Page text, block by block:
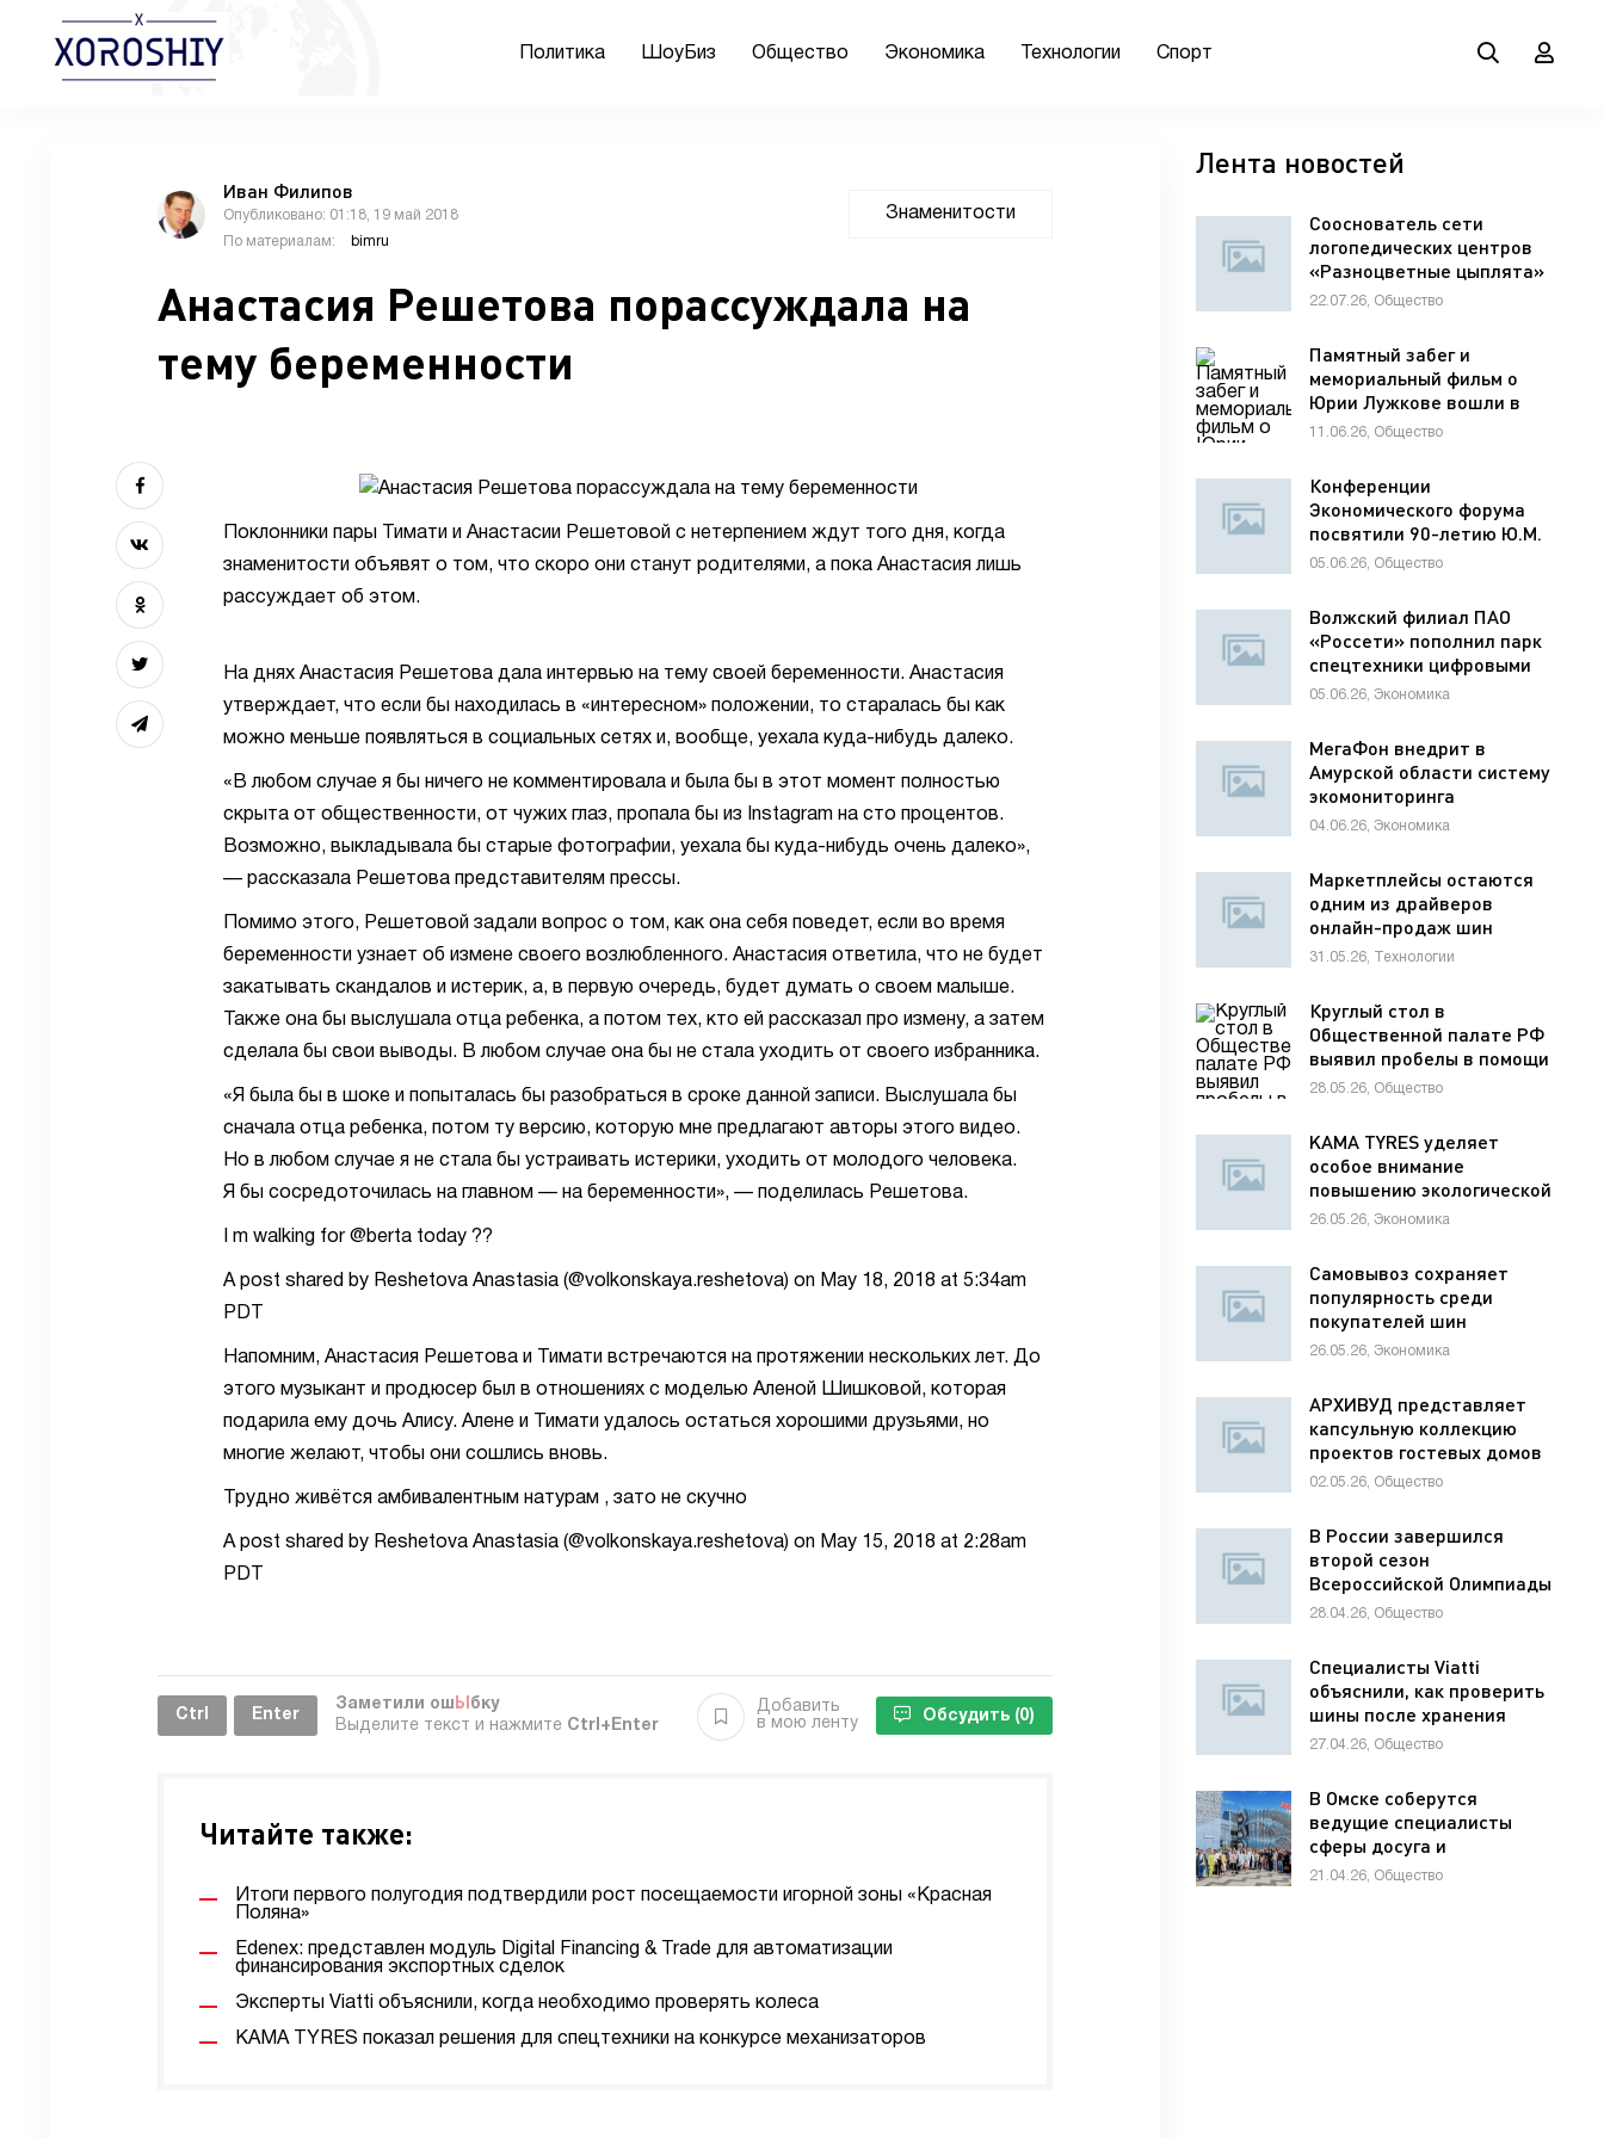
Политика ШоуБиз Общество Экономика Технологии Спорт
Иван Филипов
Опубликовано: 01:18, 19 май 2018
По материалам:
bimru
Знаменитости
Анастасия Решетова порассуждала на
тему беременности
Поклонники пары Тимати и Анастасии Решетовой с нетерпением ждут того дня, когда
знаменитости объявят о том, что скоро они станут родителями, а пока Анастасия лишь
рассуждает об этом.
На днях Анастасия Решетова дала интервью на тему своей беременности. Анастасия
утверждает, что если бы находилась в «интересном» положении, то старалась бы как
можно меньше появляться в социальных сетях и, вообще, уехала куда-нибудь далеко.
«В любом случае я бы ничего не комментировала и была бы в этот момент полностью
скрыта от общественности, от чужих глаз, пропала бы из Instagram на сто процентов.
Возможно, выкладывала бы старые фотографии, уехала бы куда-нибудь очень далеко»,
— рассказала Решетова представителям прессы.
Помимо этого, Решетовой задали вопрос о том, как она себя поведет, если во время
беременности узнает об измене своего возлюбленного. Анастасия ответила, что не будет
закатывать скандалов и истерик, а, в первую очередь, будет думать о своем малыше.
Также она бы выслушала отца ребенка, а потом тех, кто ей рассказал про измену, а затем
сделала бы свои выводы. В любом случае она бы не стала уходить от своего избранника.
«Я была бы в шоке и попыталась бы разобраться в сроке данной записи. Выслушала бы
сначала отца ребенка, потом ту версию, которую мне предлагают авторы этого видео.
Но в любом случае я не стала бы устраивать истерики, уходить от молодого человека.
Я бы сосредоточилась на главном — на беременности», — поделилась Решетова.
I m walking for @berta today ??
A post shared by Reshetova Anastasia (@volkonskaya.reshetova) on May 18, 2018 at 5:34am
PDT
Напомним, Анастасия Решетова и Тимати встречаются на протяжении нескольких лет. До
этого музыкант и продюсер был в отношениях с моделью Аленой Шишковой, которая
подарила ему дочь Алису. Алене и Тимати удалось остаться хорошими друзьями, но
многие желают, чтобы они сошлись вновь.
Трудно живётся амбивалентным натурам , зато не скучно
A post shared by Reshetova Anastasia (@volkonskaya.reshetova) on May 15, 2018 at 2:28am
PDT
Ctrl Enter
Заметили ош Ы бку
Выделите текст и нажмите Ctrl+Enter
Добавить
в мою ленту
Обсудить (0)
Читайте также:
Итоги первого полугодия подтвердили рост посещаемости игорной зоны «Красная
Поляна»
Edenex: представлен модуль Digital Financing & Trade для автоматизации
финансирования экспортных сделок
Эксперты Viatti объяснили, когда необходимо проверять колеса
KAMA TYRES показал решения для спецтехники на конкурсе механизаторов
Лента новостей
Сооснователь сети
логопедических центров
«Разноцветные цыплята»
Елена Мельникова
коммуникации для
развития речи ребенка
22.07.26, Общество
Памятный забег и
мемориальный фильм о
Юрии Лужкове вошли в
программу фестиваля
11.06.26, Общество
Конференции
Экономического форума
посвятили 90-летию Ю.М.
Лужкова
05.06.26, Общество
Волжский филиал ПАО
«Россети» пополнил парк
спецтехники цифровыми
диагностическими
05.06.26, Экономика
МегаФон внедрит в
Амурской области систему
экомониторинга
04.06.26, Экономика
Маркетплейсы остаются
одним из драйверов
онлайн-продаж шин
31.05.26, Технологии
Круглый стол в
Общественной палате РФ
выявил пробелы в помощи
раненым детям
28.05.26, Общество
KAMA TYRES уделяет
особое внимание
повышению экологической
ответственности
26.05.26, Экономика
Самовывоз сохраняет
популярность среди
покупателей шин
26.05.26, Экономика
АРХИВУД представляет
капсульную коллекцию
проектов гостевых домов
для отелей
02.05.26, Общество
В России завершился
второй сезон
Всероссийской Олимпиады
школьников по
28.04.26, Общество
Специалисты Viatti
объяснили, как проверить
шины после хранения
27.04.26, Общество
В Омске соберутся
ведущие специалисты
сферы досуга и
развлечений России и
21.04.26, Общество